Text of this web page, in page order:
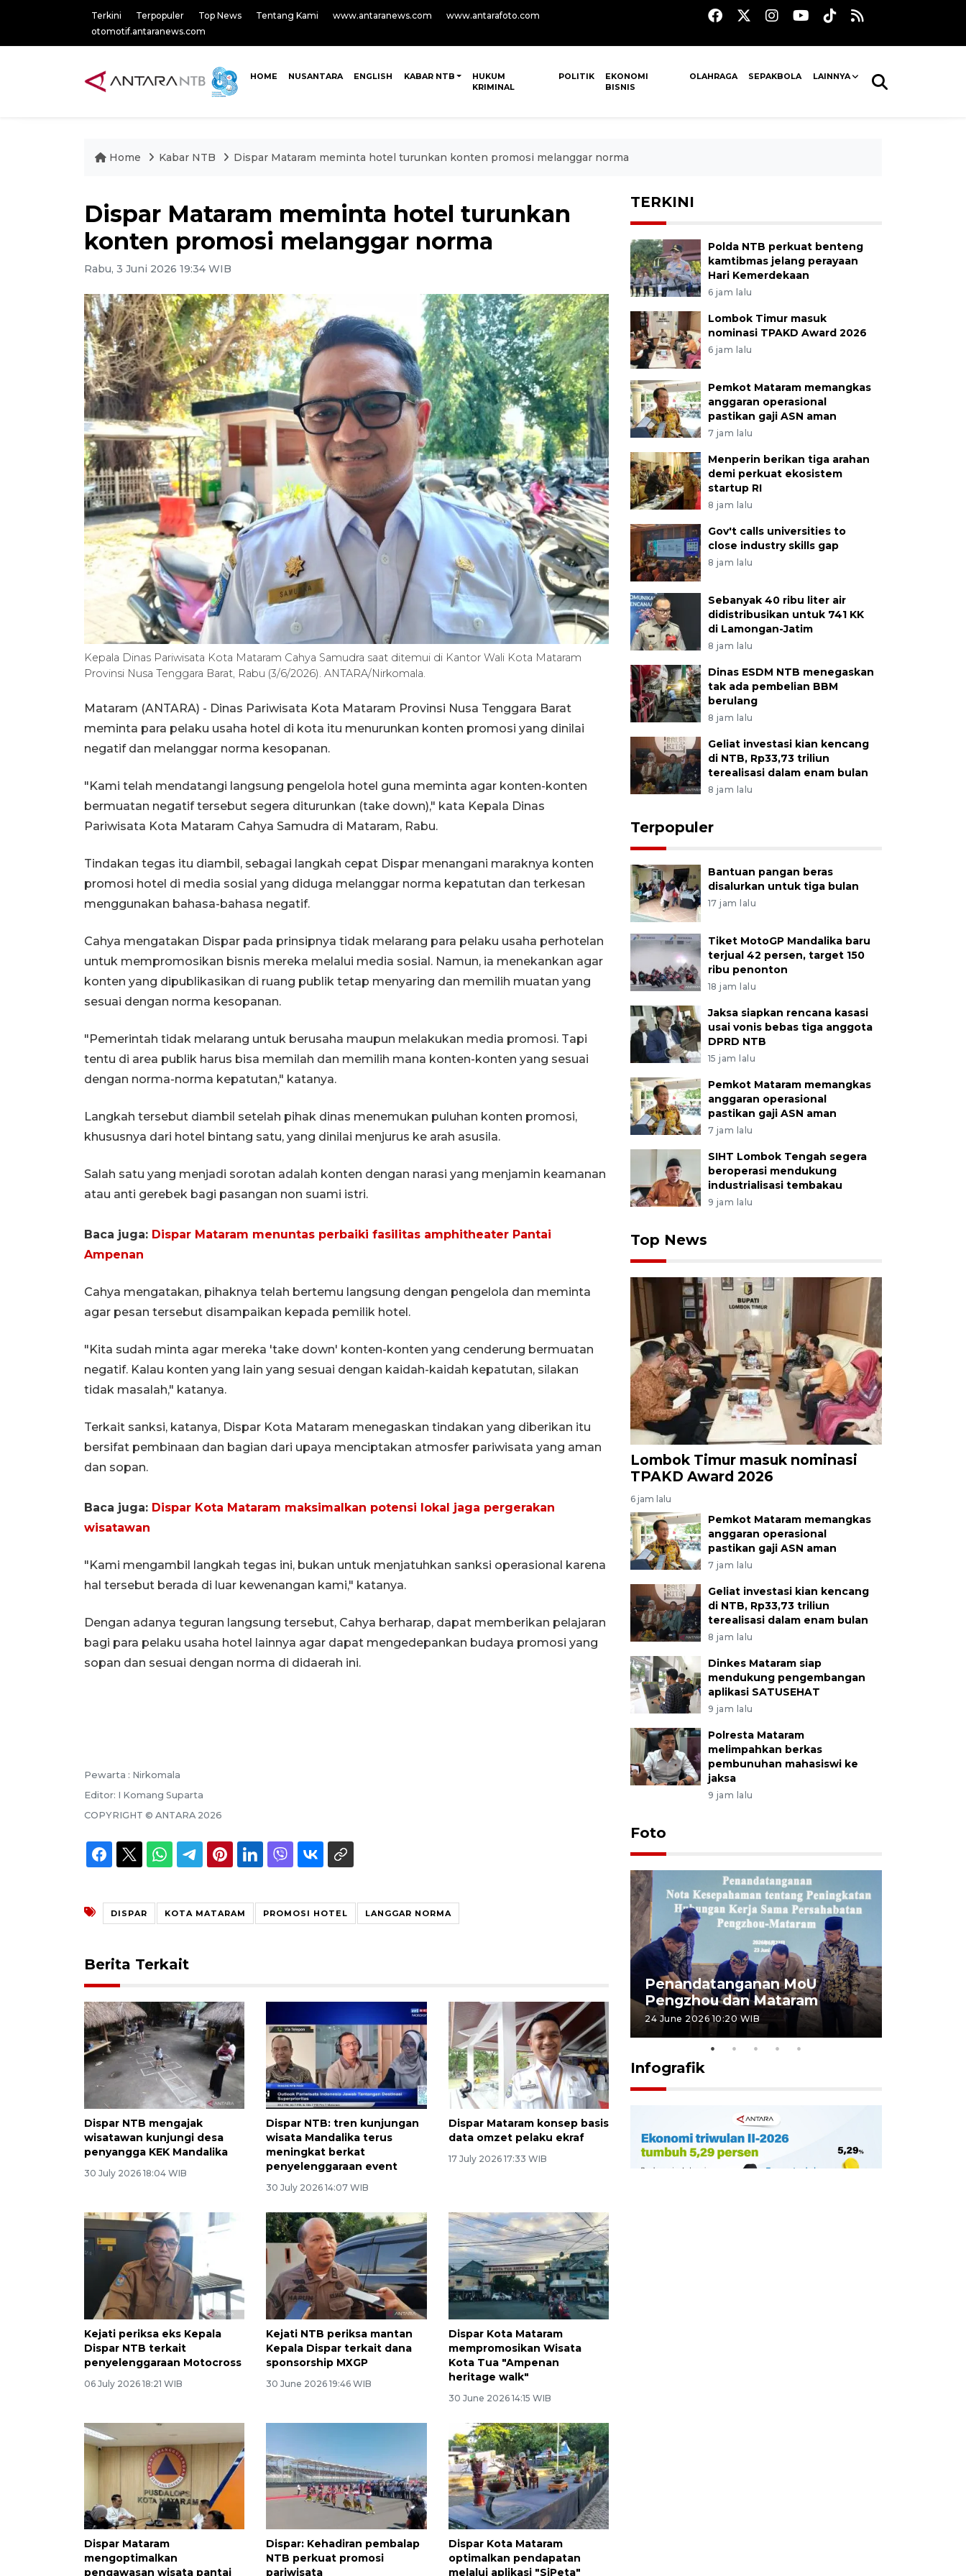
Terkini Terpopuler Top News Tentang Kami www.antaranews.com
www.antarafoto.com
otomotif.antaranews.com
HOME NUSANTARA ENGLISH KABAR NTB
HUKUM
KRIMINAL
POLITIK
EKONOMI
BISNIS
OLAHRAGA SEPAKBOLA LAINNYA
Home Kabar NTB Dispar Mataram meminta hotel turunkan konten promosi melanggar norma
Dispar Mataram meminta hotel turunkan
konten promosi melanggar norma
Rabu, 3 Juni 2026 19:34 WIB
Kepala Dinas Pariwisata Kota Mataram Cahya Samudra saat ditemui di Kantor Wali Kota Mataram
Provinsi Nusa Tenggara Barat, Rabu (3/6/2026). ANTARA/Nirkomala.
Mataram (ANTARA) - Dinas Pariwisata Kota Mataram Provinsi Nusa Tenggara Barat
meminta para pelaku usaha hotel di kota itu menurunkan konten promosi yang dinilai
negatif dan melanggar norma kesopanan.
"Kami telah mendatangi langsung pengelola hotel guna meminta agar konten-konten
bermuatan negatif tersebut segera diturunkan (take down)," kata Kepala Dinas
Pariwisata Kota Mataram Cahya Samudra di Mataram, Rabu.
Tindakan tegas itu diambil, sebagai langkah cepat Dispar menangani maraknya konten
promosi hotel di media sosial yang diduga melanggar norma kepatutan dan terkesan
menggunakan bahasa-bahasa negatif.
Cahya mengatakan Dispar pada prinsipnya tidak melarang para pelaku usaha perhotelan
untuk mempromosikan bisnis mereka melalui media sosial. Namun, ia menekankan agar
konten yang dipublikasikan di ruang publik tetap menyaring dan memilih muatan yang
sesuai dengan norma kesopanan.
"Pemerintah tidak melarang untuk berusaha maupun melakukan media promosi. Tapi
tentu di area publik harus bisa memilah dan memilih mana konten-konten yang sesuai
dengan norma-norma kepatutan," katanya.
Langkah tersebut diambil setelah pihak dinas menemukan puluhan konten promosi,
khususnya dari hotel bintang satu, yang dinilai menjurus ke arah asusila.
Salah satu yang menjadi sorotan adalah konten dengan narasi yang menjamin keamanan
atau anti gerebek bagi pasangan non suami istri.
Baca juga: Dispar Mataram menuntas perbaiki fasilitas amphitheater Pantai
Ampenan
Cahya mengatakan, pihaknya telah bertemu langsung dengan pengelola dan meminta
agar pesan tersebut disampaikan kepada pemilik hotel.
"Kita sudah minta agar mereka 'take down' konten-konten yang cenderung bermuatan
negatif. Kalau konten yang lain yang sesuai dengan kaidah-kaidah kepatutan, silakan
tidak masalah," katanya.
Terkait sanksi, katanya, Dispar Kota Mataram menegaskan tindakan yang diberikan itu
bersifat pembinaan dan bagian dari upaya menciptakan atmosfer pariwisata yang aman
dan sopan.
Baca juga: Dispar Kota Mataram maksimalkan potensi lokal jaga pergerakan
wisatawan
"Kami mengambil langkah tegas ini, bukan untuk menjatuhkan sanksi operasional karena
hal tersebut berada di luar kewenangan kami," katanya.
Dengan adanya teguran langsung tersebut, Cahya berharap, dapat memberikan pelajaran
bagi para pelaku usaha hotel lainnya agar dapat mengedepankan budaya promosi yang
sopan dan sesuai dengan norma di didaerah ini.
Pewarta : Nirkomala
Editor: I Komang Suparta
COPYRIGHT © ANTARA 2026
DISPAR KOTA MATARAM PROMOSI HOTEL LANGGAR NORMA
Berita Terkait
Dispar NTB mengajak
wisatawan kunjungi desa
penyangga KEK Mandalika
30 July 2026 18:04 WIB
Dispar NTB: tren kunjungan
wisata Mandalika terus
meningkat berkat
penyelenggaraan event
30 July 2026 14:07 WIB
Dispar Mataram konsep basis
data omzet pelaku ekraf
17 July 2026 17:33 WIB
Kejati periksa eks Kepala
Dispar NTB terkait
penyelenggaraan Motocross
06 July 2026 18:21 WIB
Kejati NTB periksa mantan
Kepala Dispar terkait dana
sponsorship MXGP
30 June 2026 19:46 WIB
Dispar Kota Mataram
mempromosikan Wisata
Kota Tua "Ampenan
heritage walk"
30 June 2026 14:15 WIB
Dispar Mataram
mengoptimalkan
pengawasan wisata pantai
Dispar: Kehadiran pembalap
NTB perkuat promosi
pariwisata
Dispar Kota Mataram
optimalkan pendapatan
melalui aplikasi "SiPeta"
TERKINI
Polda NTB perkuat benteng
kamtibmas jelang perayaan
Hari Kemerdekaan
6 jam lalu
Lombok Timur masuk
nominasi TPAKD Award 2026
6 jam lalu
Pemkot Mataram memangkas
anggaran operasional
pastikan gaji ASN aman
7 jam lalu
Menperin berikan tiga arahan
demi perkuat ekosistem
startup RI
8 jam lalu
Gov't calls universities to
close industry skills gap
8 jam lalu
Sebanyak 40 ribu liter air
didistribusikan untuk 741 KK
di Lamongan-Jatim
8 jam lalu
Dinas ESDM NTB menegaskan
tak ada pembelian BBM
berulang
8 jam lalu
Geliat investasi kian kencang
di NTB, Rp33,73 triliun
terealisasi dalam enam bulan
8 jam lalu
Terpopuler
Bantuan pangan beras
disalurkan untuk tiga bulan
17 jam lalu
Tiket MotoGP Mandalika baru
terjual 42 persen, target 150
ribu penonton
18 jam lalu
Jaksa siapkan rencana kasasi
usai vonis bebas tiga anggota
DPRD NTB
15 jam lalu
Pemkot Mataram memangkas
anggaran operasional
pastikan gaji ASN aman
7 jam lalu
SIHT Lombok Tengah segera
beroperasi mendukung
industrialisasi tembakau
9 jam lalu
Top News
Lombok Timur masuk nominasi
TPAKD Award 2026
6 jam lalu
Pemkot Mataram memangkas
anggaran operasional
pastikan gaji ASN aman
7 jam lalu
Geliat investasi kian kencang
di NTB, Rp33,73 triliun
terealisasi dalam enam bulan
8 jam lalu
Dinkes Mataram siap
mendukung pengembangan
aplikasi SATUSEHAT
9 jam lalu
Polresta Mataram
melimpahkan berkas
pembunuhan mahasiswi ke
jaksa
9 jam lalu
Foto
pembunuhan Brigadir Nurhadi
10 March 2026 12:55 WIB
Penandatanganan MoU
Pengzhou dan Mataram
24 June 2026 10:20 WIB
Infografik
Memberantas kejahatan
jalanan Jakarta